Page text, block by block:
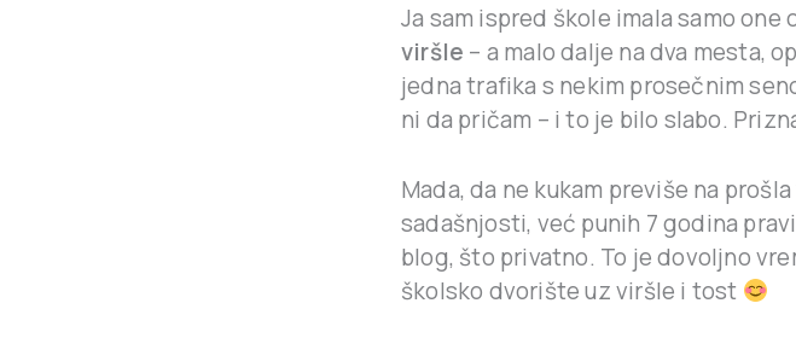
Ja sam ispred škole imala samo
viršle – a malo dalje na dva mesta,
jedna trafika s nekim prosečnim
ni da pričam – i to je bilo slabo.
Mada, da ne kukam previše na
sadašnjosti, već punih 7 godina
blog, što privatno. To je dovoljno
školsko dvorište uz viršle i tost